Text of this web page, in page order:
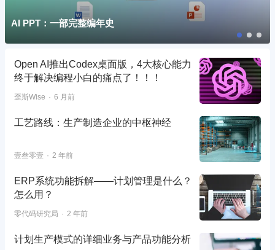
AI PPT：一部完整编年史
Open AI推出Codex桌面版，4大核心能力
终于解决编程小白的痛点了！！！
歪斯Wise 6 月前
工艺路线：生产制造企业的中枢神经
壹叁零壹 2 年前
ERP系统功能拆解——计划管理是什么？
怎么用？
零代码研究局 2 年前
计划生产模式的详细业务与产品功能分析